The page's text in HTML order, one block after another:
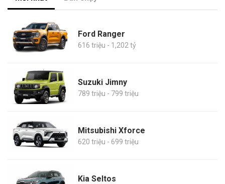
Ford Ranger
616 triệu - 1,202 tỷ
Suzuki Jimny
789 triệu - 799 triệu
Mitsubishi Xforce
620 triệu - 699 triệu
Kia Seltos